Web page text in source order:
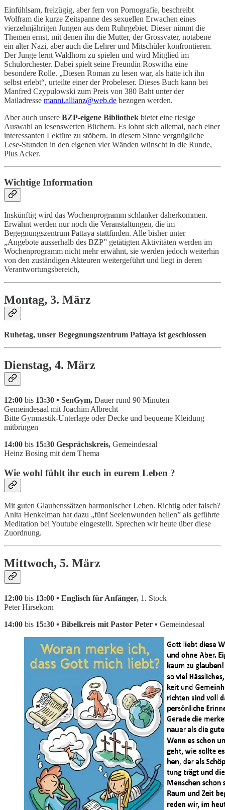
Einfühlsam, freizügig, aber fern von Pornografie, beschreibt
Wolfram die kurze Zeitspanne des sexuellen Erwachen eines
vierzehnjährigen Jungen aus dem Ruhrgebiet. Dieser nimmt die
Themen ernst, mit denen ihn die Mutter, der Grossvater, notabene
ein alter Nazi, aber auch die Lehrer und Mitschüler konfrontieren.
Der Junge lernt Waldhorn zu spielen und wird Mitglied im
Schulorchester. Dabei spielt seine Freundin Roswitha eine
besondere Rolle. „Diesen Roman zu lesen war, als hätte ich ihn
selbst erlebt“, urteilte einer der Probeleser. Dieses Buch kann bei
Manfred Czypulowski zum Preis von 380 Baht unter der
Mailadresse manni.allianz@web.de bezogen werden.
Aber auch unsere BZP-eigene Bibliothek bietet eine riesige
Auswahl an lesenswerten Büchern. Es lohnt sich allemal, nach einer
interessanten Lektüre zu stöbern. In diesem Sinne vergnügliche
Lese-Stunden in den eigenen vier Wänden wünscht in die Runde,
Pius Acker.
Wichtige Information
Inskünftig wird das Wochenprogramm schlanker daherkommen.
Erwähnt werden nur noch die Veranstaltungen, die im
Begegnungszentrum Pattaya stattfinden. Alle bisher unter
„Angebote ausserhalb des BZP” getätigten Aktivitäten werden im
Wochenprogramm nicht mehr erwähnt, sie werden jedoch weiterhin
von den zuständigen Akteuren weitergeführt und liegt in deren
Verantwortungsbereich,
Montag, 3. März
Ruhetag, unser Begegnungszentrum Pattaya ist geschlossen
Dienstag, 4. März
12:00 bis 13:30 ▪ SenGym, Dauer rund 90 Minuten
Gemeindesaal mit Joachim Albrecht
Bitte Gymnastik-Unterlage oder Decke und bequeme Kleidung
mitbringen
14:00 bis 15:30 Gesprächskreis, Gemeindesaal
Heinz Bosing mit dem Thema
Wie wohl fühlt ihr euch in eurem Leben ?
Mit guten Glaubenssätzen harmonischer Leben. Richtig oder falsch?
Anita Henkelman hat dazu „fünf Seelenwunden heilen” als geführte
Meditation bei Youtube eingestellt. Sprechen wir heute über diese
Zuordnung.
Mittwoch, 5. März
12:00 bis 13:00 ▪ Englisch für Anfänger, 1. Stock
Peter Hirsekorn
14:00 bis 15:30 ▪ Bibelkreis mit Pastor Peter ▪ Gemeindesaal